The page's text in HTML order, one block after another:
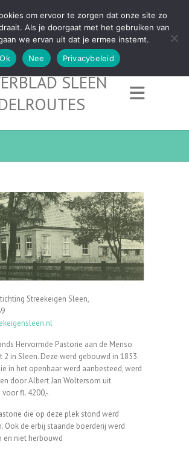
SLEEN
Streekeigen Sleen,
Hervormde Pastorie aan de Menso
2 in Sleen. Deze werd gebouwd in 1853.
in het openbaar werd aanbesteed, werd
door Albert Jan Woltersom uit
fl. 4200,-.
die op deze plek stond werd
Ook de erbij staande boerderij werd
en niet herbouwd
om ervoor te zorgen dat onze site zo
Als je doorgaat met het gebruiken van
we ervan uit dat je ermee instemt.
Ok
Nee Privacybeleid